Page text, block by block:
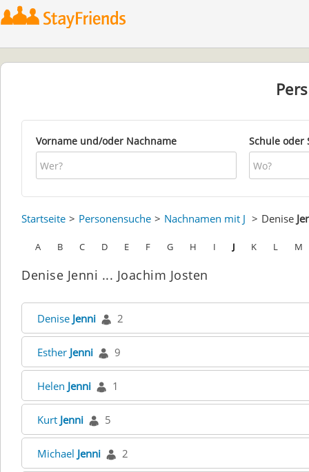
Vorname und/oder Nachname Schule oder
Startseite Personensuche Nachnamen mit J Denise
A B C D E F G H I J K L M
Denise Jenni ... Joachim Josten
Denise Jenni 2
Esther Jenni 9
Helen Jenni 1
Kurt Jenni 5
Michael Jenni 2